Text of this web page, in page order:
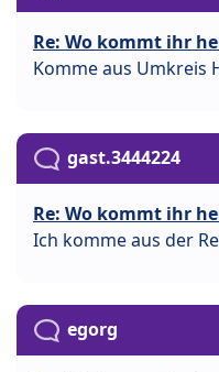
Re: Wo kommt ihr
Komme aus Umkreis
gast.3444224
Re: Wo kommt ihr
Ich komme aus der
egorg